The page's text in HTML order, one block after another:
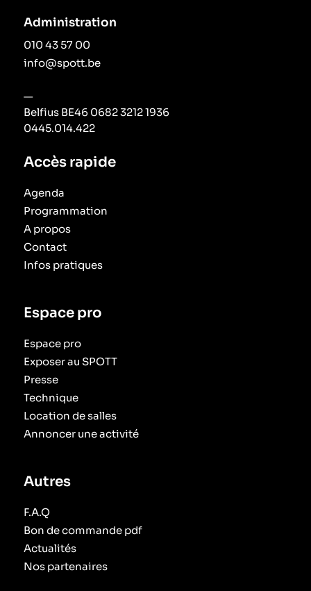
Accès rapide
Agenda
Programmation
A propos
Contact
Infos pratiques
Espace pro
Espace pro
Exposer au SPOTT
Presse
Technique
Location de salles
Annoncer une activité
Autres
F.A.Q
Bon de commande pdf
Actualités
Nos partenaires
Administration
010 43 57 00
info@spott.be
—
Belfius BE46 0682 3212 1936
0445.014.422